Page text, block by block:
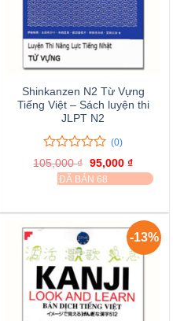
Shinkanzen N2 Từ Vựng
Tiếng Việt – Sách luyện thi
JLPT N2
0
trên
0
giá
(0)
105,000₫ Giá
gốc
là:
95,000 ₫Giá
hiện
tại
ĐÃ BÁN 68
-13%